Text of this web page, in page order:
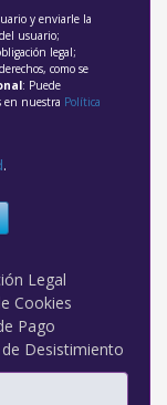
y enviarle la
usuario;
legal;
como se
: Puede
en nuestra Política
.
Legal
Cookies
Pago
Desistimiento